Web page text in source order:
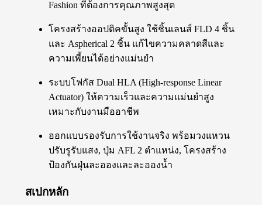
Fashion ที่ต้องการคุณภาพสูงสุด
โครงสร้างออปติคขั้นสูง ใช้ชิ้นเลนส์ FLD 4 ชิ้น
และ Aspherical 2 ชิ้น แก้ไขความคลาดสีและ
ความเพี้ยนได้อย่างแม่นยำ
ระบบโฟกัส Dual HLA (High-response Linear
Actuator) ให้ความเร็วและความแม่นยำสูง
เหมาะกับงานมืออาชีพ
ออกแบบรองรับการใช้งานจริง พร้อมวงแหวน
ปรับรูรับแสง, ปุ่ม AFL 2 ตำแหน่ง, โครงสร้าง
ป้องกันฝุ่นละอองและละอองน้ำ
สเปกหลัก